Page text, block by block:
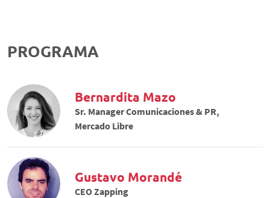
PROGRAMA
Bernardita Mazo
Sr. Manager Comunicaciones & PR,
Mercado Libre
Gustavo Morandé
CEO Zapping